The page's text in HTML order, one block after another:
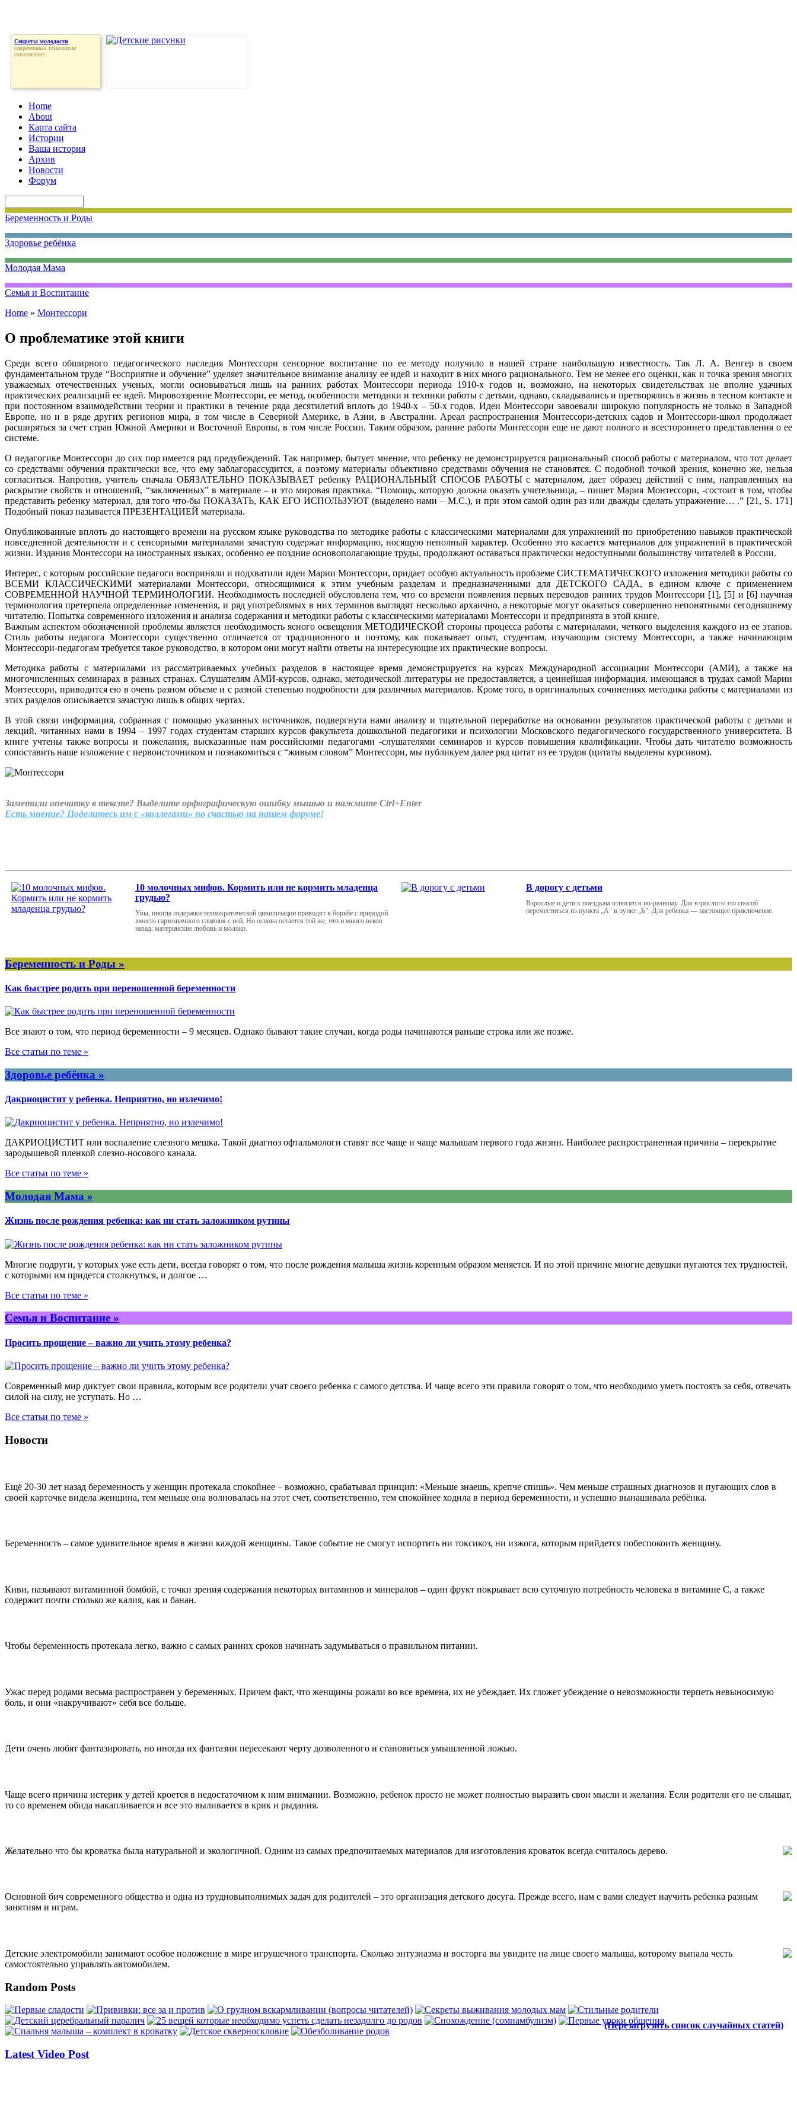
Секреты молодости
современные технологии
омоложения
Home
About
Карта сайта
Истории
Ваша история
Архив
Новости
Форум
Беременность и Роды
Здоровье ребёнка
Молодая Мама
Семья и Воспитание
Home » Монтессори
О проблематике этой книги
Среди всего обширного педагогического наследия Монтессори сенсорное воспитание по ее методу получило в нашей стране наибольшую известность.Так Л. А. Венгер в своем
фундаментальном труде “Восприятие и обучение” уделяет значительное внимание анализу ее идей и находит в них много рационального. Тем не менее его оценки, как и точка зрения многих
уважаемых отечественных ученых, могли основываться лишь на ранних работах Монтессори периода 1910-х годов и, возможно, на некоторых свидетельствах не вполне удачных
практических реализаций ее идей. Мировоззрение Монтессори, ее метод, особенности методики и техники работы с детьми, однако, складывались и претворялись в жизнь в тесном контакте и
при постоянном взаимодействии теории и практики в течение ряда десятилетий вплоть до 1940-х – 50-х годов. Идеи Монтессори завоевали широкую популярность не только в Западной
Европе, но и в ряде других регионов мира, в том числе в Северной Америке, в Азии, в Австралии. Ареал распространения Монтессори-детских садов и Монтессори-школ продолжает
расширяться за счет стран Южной Америки и Восточной Европы, в том числе России. Таким образом, ранние работы Монтессори еще не дают полного и всестороннего представления о ее
системе.
О педагогике Монтессори до сих пор имеется ряд предубеждений. Так например, бытует мнение, что ребенку не демонстрируется рациональный способ работы с материалом, что тот делает
со средствами обучения практически все, что ему заблагорассудится, а поэтому материалы объективно средствами обучения не становятся. С подобной точкой зрения, конечно же, нельзя
согласиться. Напротив, учитель сначала ОБЯЗАТЕЛЬНО ПОКАЗЫВАЕТ ребенку РАЦИОНАЛЬНЫЙ СПОСОБ РАБОТЫ с материалом, дает образец действий с ним, направленных на
раскрытие свойств и отношений, “заключенных” в материале – и это мировая практика. “Помощь, которую должна оказать учительница, – пишет Мария Монтессори, -состоит в том, чтобы
представить ребенку материал, для того что-бы ПОКАЗАТЬ, КАК ЕГО ИСПОЛЬЗУЮТ (выделено нами – М.С.), и при этом самой один раз или дважды сделать упражнение… .” [21, S. 171]
Подобный показ называется ПРЕЗЕНТАЦИЕЙ материала.
Опубликованные вплоть до настоящего времени на русском языке руководства по методике работы с классическими материалами для упражнений по приобретению навыков практической
повседневной деятельности и с сенсорными материалами зачастую содержат информацию, носящую неполный характер. Особенно это касается материалов для упражнений в практической
жизни. Издания Монтессори на иностранных языках, особенно ее поздние основополагающие труды, продолжают оставаться практически недоступными большинству читателей в России.
Интерес, с которым российские педагоги восприняли и подхватили идеи Марии Монтессори, придает особую актуальность проблеме СИСТЕМАТИЧЕСКОГО изложения методики работы со
ВСЕМИ КЛАССИЧЕСКИМИ материалами Монтессори, относящимися к этим учебным разделам и предназначенными для ДЕТСКОГО САДА, в едином ключе с применением
СОВРЕМЕННОЙ НАУЧНОЙ ТЕРМИНОЛОГИИ. Необходимость последней обусловлена тем, что со времени появления первых переводов ранних трудов Монтессори [1], [5] и [6] научная
терминология претерпела определенные изменения, и ряд употреблямых в них терминов выглядят несколько архаично, а некоторые могут оказаться совершенно непонятными сегодняшнему
читателю. Попытка современного изложения и анализа содержания и методики работы с классическими материалами Монтессори и предпринята в этой книге.
Важным аспектом обозначенной проблемы является необходимость ясного освещения МЕТОДИЧЕСКОЙ стороны процесса работы с материалами, четкого выделения каждого из ее этапов.
Стиль работы педагога Монтессори существенно отличается от традиционного и поэтому, как показывает опыт, студентам, изучающим систему Монтессори, а также начинающим
Монтессори-педагогам требуется такое руководство, в котором они могут найти ответы на интересующие их практические вопросы.
Методика работы с материалами из рассматриваемых учебных разделов в настоящее время демонстрируется на курсах Международной ассоциации Монтессори (АМИ), а также на
многочисленных семинарах в разных странах. Слушателям АМИ-курсов, однако, методической литературы не предоставляется, а ценнейшая информация, имеющаяся в трудах самой Марии
Монтессори, приводится ею в очень разном объеме и с разной степенью подробности для различных материалов. Кроме того, в оригинальных сочинениях методика работы с материалами из
этих разделов описывается зачастую лишь в общих чертах.
В этой связи информация, собранная с помощью указанных источников, подвергнута нами анализу и тщательной переработке на основании результатов практической работы с детьми и
лекций, читанных нами в 1994 – 1997 годах студентам старших курсов факультета дошкольной педагогики и психологии Московского педагогического государственного университета. В
книге учтены также вопросы и пожелания, высказанные нам российскими педагогами -слушателями семинаров и курсов повышения квалификации. Чтобы дать читателю возможность
сопоставить наше изложение с первоисточником и познакомиться с “живым словом” Монтессори, мы публикуем далее ряд цитат из ее трудов (цитаты выделены курсивом).
Заметили опечатку в тексте? Выделите орфографическую ошибку мышью и нажмите Ctrl+Enter
Есть мнение? Поделитесь им с «коллегами» по счастью на нашем форуме!
10 молочных мифов. Кормить или не кормить младенца
грудью?
Увы, иногда издержки технократической цивилизации приводят к борьбе с природой
вместо гармоничного слияния с ней. Но основа остается той же, что и много веков
назад: материнские любовь и молоко.
В дорогу с детьми
Взрослые и дети к поездкам относятся по-разному. Для взрослого это способ
переместиться из пункта „А" в пункт „Б". Для ребенка — настоящее приключение.
Беременность и Роды »
Как быстрее родить при переношенной беременности
Все знают о том, что период беременности – 9 месяцев. Однако бывают такие случаи, когда роды начинаются раньше строка или же позже.
Все статьи по теме »
Здоровье ребёнка »
Дакриоцистит у ребенка. Неприятно, но излечимо!
ДАКРИОЦИСТИТ или воспаление слезного мешка. Такой диагноз офтальмологи ставят все чаще и чаще малышам первого года жизни. Наиболее распространенная причина – перекрытие
зародышевой пленкой слезно-носового канала.
Все статьи по теме »
Молодая Мама »
Жизнь после рождения ребенка: как ни стать заложником рутины
Многие подруги, у которых уже есть дети, всегда говорят о том, что после рождения малыша жизнь коренным образом меняется. И по этой причине многие девушки пугаются тех трудностей,
с которыми им придется столкнуться, и долгое …
Все статьи по теме »
Семья и Воспитание »
Просить прощение – важно ли учить этому ребенка?
Современный мир диктует свои правила, которым все родители учат своего ребенка с самого детства. И чаще всего эти правила говорят о том, что необходимо уметь постоять за себя, отвечать
силой на силу, не уступать. Но …
Все статьи по теме »
Новости
Ещё 20-30 лет назад беременность у женщин протекала спокойнее – возможно, срабатывал принцип: «Меньше знаешь, крепче спишь». Чем меньше страшных диагнозов и пугающих слов в
своей карточке видела женщина, тем меньше она волновалась на этот счет, соответственно, тем спокойнее ходила в период беременности, и успешно вынашивала ребёнка.
Беременность – самое удивительное время в жизни каждой женщины. Такое событие не смогут испортить ни токсикоз, ни изжога, которым прийдется побеспокоить женщину.
Киви, называют витаминной бомбой, с точки зрения содержания некоторых витаминов и минералов – один фрукт покрывает всю суточную потребность человека в витамине С, а также
содержит почти столько же калия, как и банан.
Чтобы беременность протекала легко, важно с самых ранних сроков начинать задумываться о правильном питании.
Ужас перед родами весьма распространен у беременных. Причем факт, что женщины рожали во все времена, их не убеждает. Их гложет убеждение о невозможности терпеть невыносимую
боль, и они «накручивают» себя все больше.
Дети очень любят фантазировать, но иногда их фантазии пересекают черту дозволенного и становиться умышленной ложью.
Чаще всего причина истерик у детей кроется в недостаточном к ним внимании. Возможно, ребенок просто не может полностью выразить свои мысли и желания. Если родители его не слышат,
то со временем обида накапливается и все это выливается в крик и рыдания.
Желательно что бы кроватка была натуральной и экологичной. Одним из самых предпочитаемых материалов для изготовления кроваток всегда считалось дерево.
Основной бич современного общества и одна из трудновыполнимых задач для родителей – это организация детского досуга. Прежде всего, нам с вами следует научить ребенка разным
занятиям и играм.
Детские электромобили занимают особое положение в мире игрушечного транспорта. Сколько энтузиазма и восторга вы увидите на лице своего малыша, которому выпала честь
самостоятельно управлять автомобилем.
Random Posts
(Перезагрузить список случайных статей)
Latest Video Post